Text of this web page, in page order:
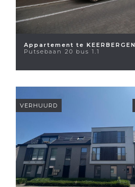
Appartement te KEERBERGEN
Putsebaan 20 bus 1.1
VERHUURD